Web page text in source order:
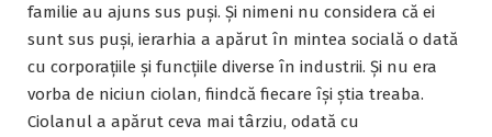
familie au ajuns sus puși. Și nimeni nu considera că ei
sunt sus puși, ierarhia a apărut în mintea socială o dată
cu corporațiile și funcțiile diverse în industrii. Și nu era
vorba de niciun ciolan, fiindcă fiecare își știa treaba.
Ciolanul a apărut ceva mai târziu, odată cu